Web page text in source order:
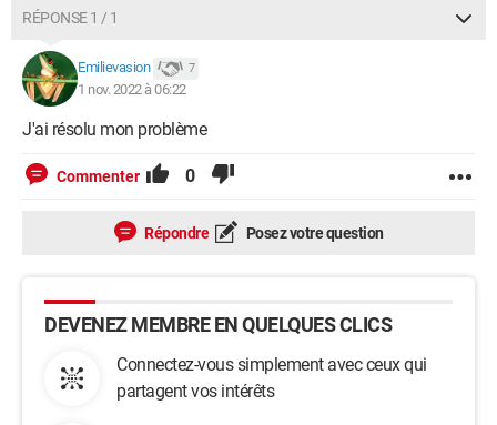
RÉPONSE 1 / 1
Emilievasion 7
1 nov. 2022 à 06:22
J'ai résolu mon problème
Commenter 0
Répondre Posez votre question
DEVENEZ MEMBRE EN QUELQUES CLICS
Connectez-vous simplement avec ceux qui
partagent vos intérêts